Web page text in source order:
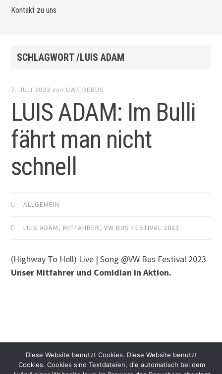
Kontakt zu uns
SCHLAGWORT /LUIS ADAM
7. JULI 2023 von UWE DEBUS
LUIS ADAM: Im Bulli
fährt man nicht
schnell
ALLGEMEIN
LUIS ADAM, MITFAHRER,VW BUS FESTIVAL 2023
(Highway To Hell) Live | Song @VW Bus Festival 2023
Unser Mitfahrer und Comidian in Aktion.
Diese Website benutzt Cookies. Diese Website benutzt
Cookies. Cookies sind Textdateien, die automatisch bei dem